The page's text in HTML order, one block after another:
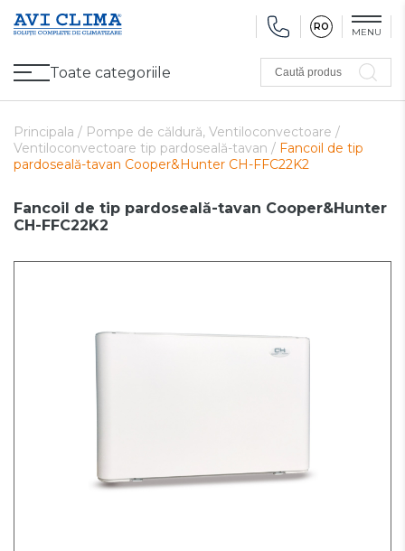
RO MENU
Toate categoriile
Climatizare
Ventilare
Caută produs
Principala / Pompe de căldură, Ventiloconvectoare /
Ventiloconvectoare tip pardoseală-tavan / Fancoil de tip
pardoseală-tavan Cooper&Hunter CH-FFC22K2
Fancoil de tip pardoseală-tavan Cooper&Hunter
CH-FFC22K2